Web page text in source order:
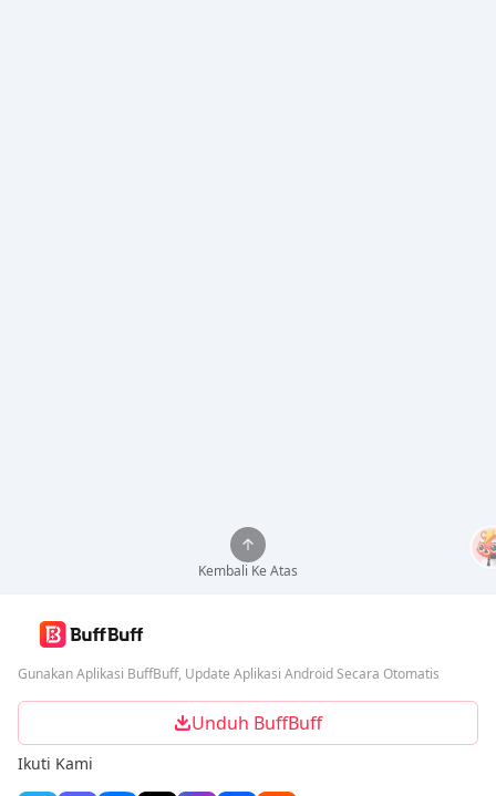
Kembali Ke Atas
Gunakan Aplikasi BuffBuff, Update Aplikasi Android Secara Otomatis
Unduh BuffBuff
Ikuti Kami